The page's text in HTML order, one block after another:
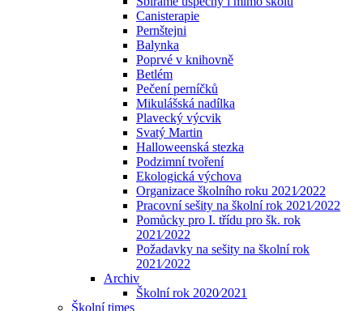
Canisterapie
Pernštejni
Balynka
Poprvé v knihovně
Betlém
Pečení perníčků
Mikulášská nadílka
Plavecký výcvik
Svatý Martin
Halloweenská stezka
Podzimní tvoření
Ekologická výchova
Organizace školního roku 2021⁄2022
Pracovní sešity na školní rok 2021⁄2022
Pomůcky pro I. třídu pro šk. rok
2021⁄2022
Požadavky na sešity na školní rok
2021⁄2022
Archiv
Školní rok 2020⁄2021
Školní times